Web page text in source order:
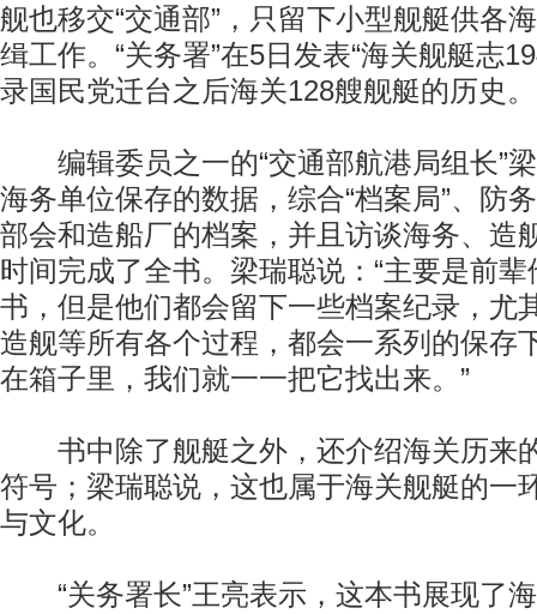
舰也移交“交通部”，只留下小型舰艇供各
缉工作。“关务署”在5日发表“海关舰艇志
录国民党迁台之后海关128艘舰艇的历史。
编辑委员之一的“交通部航港局组长”
海务单位保存的数据，综合“档案局”、防
部会和造船厂的档案，并且访谈海务、造
时间完成了全书。梁瑞聪说：“主要是前
书，但是他们都会留下一些档案纪录，尤
造舰等所有各个过程，都会一系列的保存
在箱子里，我们就一一把它找出来。”
书中除了舰艇之外，还介绍海关历来
符号；梁瑞聪说，这也属于海关舰艇的一
与文化。
“关务署长”王亮表示，这本书展现了